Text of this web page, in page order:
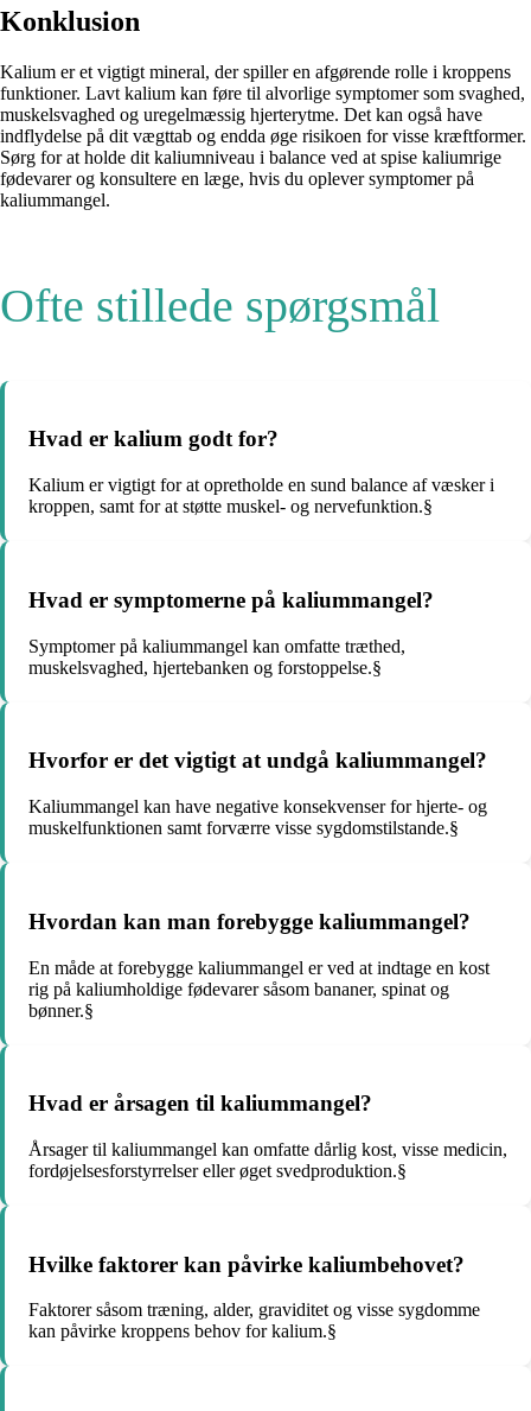
Konklusion
Kalium er et vigtigt mineral, der spiller en afgørende rolle i kroppens
funktioner. Lavt kalium kan føre til alvorlige symptomer som svaghed,
muskelsvaghed og uregelmæssig hjerterytme. Det kan også have
indflydelse på dit vægttab og endda øge risikoen for visse kræftformer.
Sørg for at holde dit kaliumniveau i balance ved at spise kaliumrige
fødevarer og konsultere en læge, hvis du oplever symptomer på
kaliummangel.
Ofte stillede spørgsmål
Hvad er kalium godt for?
Kalium er vigtigt for at opretholde en sund balance af væsker i
kroppen, samt for at støtte muskel- og nervefunktion.§
Hvad er symptomerne på kaliummangel?
Symptomer på kaliummangel kan omfatte træthed,
muskelsvaghed, hjertebanken og forstoppelse.§
Hvorfor er det vigtigt at undgå kaliummangel?
Kaliummangel kan have negative konsekvenser for hjerte- og
muskelfunktionen samt forværre visse sygdomstilstande.§
Hvordan kan man forebygge kaliummangel?
En måde at forebygge kaliummangel er ved at indtage en kost
rig på kaliumholdige fødevarer såsom bananer, spinat og
bønner.§
Hvad er årsagen til kaliummangel?
Årsager til kaliummangel kan omfatte dårlig kost, visse medicin,
fordøjelsesforstyrrelser eller øget svedproduktion.§
Hvilke faktorer kan påvirke kaliumbehovet?
Faktorer såsom træning, alder, graviditet og visse sygdomme
kan påvirke kroppens behov for kalium.§